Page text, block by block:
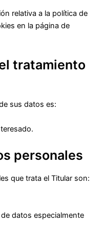
relativa a la política de
en la página de
tratamiento
sus datos es:
personales
que trata el Titular son:
datos especialmente